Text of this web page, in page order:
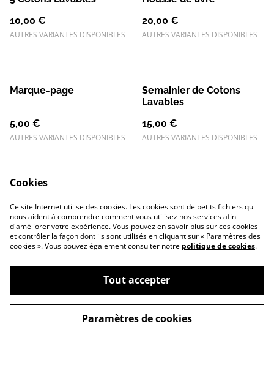
10,00 €
AUTRES VARIANTES DISPONIBLES
20,00 €
AUTRES VARIANTES DISPONIBLES
Marque-page
5,00 €
AUTRES VARIANTES DISPONIBLES
Semainier de Cotons
Lavables
15,00 €
AUTRES VARIANTES DISPONIBLES
Tous mes réseaux
Me contacter
Conditions
Politique de
Cookies
Ce site Internet utilise des cookies. Les cookies sont de petits fichiers qui
nous aident à comprendre comment vous utilisez nos services afin
d'améliorer votre expérience. Vous pouvez en savoir plus sur ces cookies
et contrôler la façon dont ils sont utilisés en cliquant sur « Paramètres des
cookies ». Vous pouvez également consulter notre politique de cookies.
Tout accepter
Paramètres de cookies